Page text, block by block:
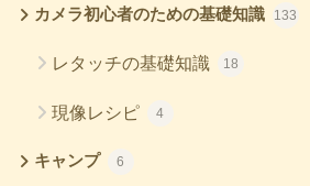
カメラ初心者のための基礎知識 133
レタッチの基礎知識 18
現像レシピ 4
キャンプ 6